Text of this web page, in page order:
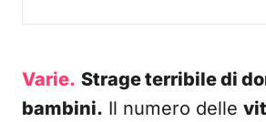
Varie. Strage terribile di
bambini. Il numero delle